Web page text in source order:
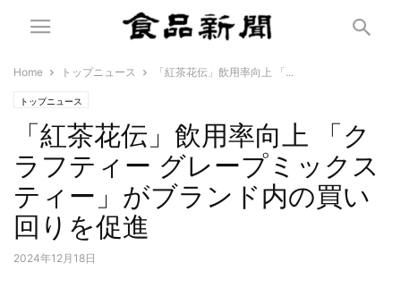
Home トップニュース 「紅茶花伝」飲用率向上 「...
トップニュース
「紅茶花伝」飲用率向上 「ク
ラフティー グレープミックス
ティー」がブランド内の買い
回りを促進
2024年12月18日